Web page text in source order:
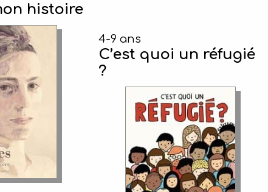
histoire
4-9 ans
C’est quoi un réfugié
?